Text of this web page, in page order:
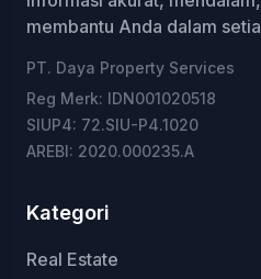
membantu Anda dalam
PT. Daya Property Services
Reg Merk: IDN001020518
SIUP4: 72.SIU-P4.1020
AREBI: 2020.000235.A
Kategori
Real Estate